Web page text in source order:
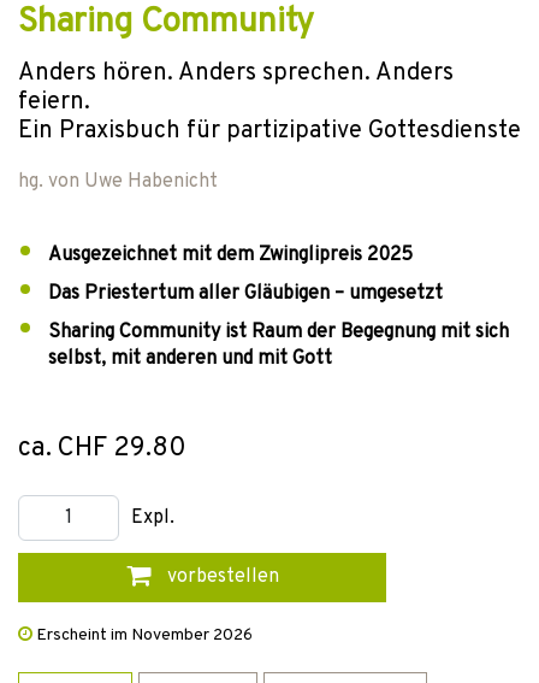
Sharing Community
Anders hören. Anders sprechen. Anders
feiern.
Ein Praxisbuch für partizipative Gottesdienste
hg. von Uwe Habenicht
Ausgezeichnet mit dem Zwinglipreis 2025
Das Priestertum aller Gläubigen – umgesetzt
Sharing Community ist Raum der Begegnung mit sich
selbst, mit anderen und mit Gott
ca. CHF 29.80
Expl.
vorbestellen
Erscheint im November 2026